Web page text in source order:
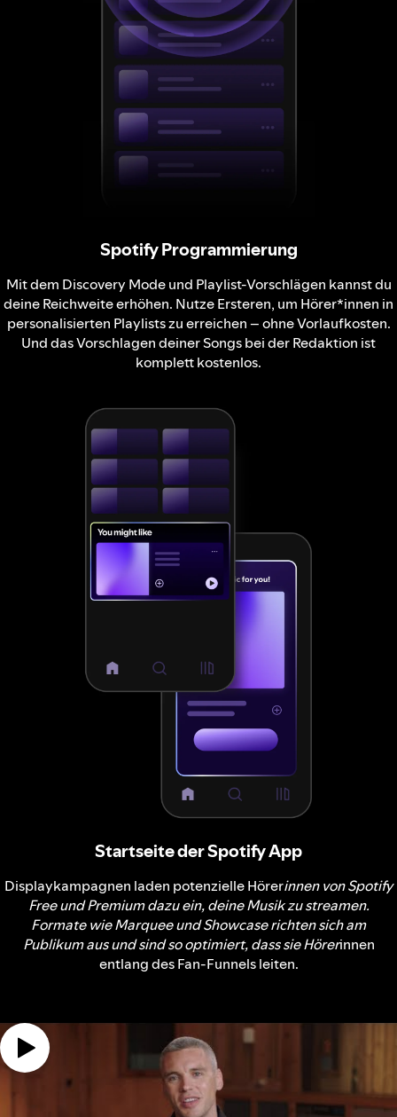
Spotify Programmierung
Mit dem Discovery Mode und Playlist-Vorschlägen kannst du
deine Reichweite erhöhen. Nutze Ersteren, um Hörer*innen in
personalisierten Playlists zu erreichen – ohne Vorlaufkosten.
Und das Vorschlagen deiner Songs bei der Redaktion ist
komplett kostenlos.
Startseite der Spotify App
Displaykampagnen laden potenzielle Hörerinnen von Spotify
Free und Premium dazu ein, deine Musik zu streamen.
Formate wie Marquee und Showcase richten sich am
Publikum aus und sind so optimiert, dass sie Hörerinnen
entlang des Fan-Funnels leiten.